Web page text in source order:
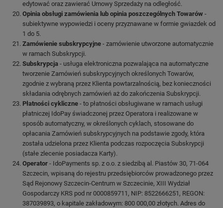
edytować oraz zawierać Umowy Sprzedaży na odległość.
Opinia obsługi zamówienia lub opinia poszczególnych Towarów -
subiektywne wypowiedzi i oceny przyznawane w formie gwiazdek od
1 do 5.
Zamówienie subskrypcyjne - zamówienie utworzone automatycznie
w ramach Subskrypcji.
Subskrypcja - usługa elektroniczna pozwalająca na automatyczne
tworzenie Zamówień subskrypcyjnych określonych Towarów,
zgodnie z wybraną przez Klienta powtarzalnością, bez konieczności
składania odrębnych zamówień aż do zakończenia Subskrypcji.
Płatności cykliczne - to płatności obsługiwane w ramach usługi
płatniczej IdoPay świadczonej przez Operatora i realizowane w
sposób automatyczny, w określonych cyklach, stosowane do
opłacania Zamówień subskrypcyjnych na podstawie zgody, która
została udzielona przez Klienta podczas rozpoczęcia Subskrypcji
(stałe zlecenie posiadacza Karty).
Operator - IdoPayments sp. z o.o. z siedzibą al. Piastów 30, 71-064
Szczecin, wpisaną do rejestru przedsiębiorców prowadzonego przez
Sąd Rejonowy Szczecin-Centrum w Szczecinie, XIII Wydział
Gospodarczy KRS pod nr 0000859711, NIP: 8522666251, REGON:
387039893, o kapitale zakładowym: 800 000,00 złotych. Adres do